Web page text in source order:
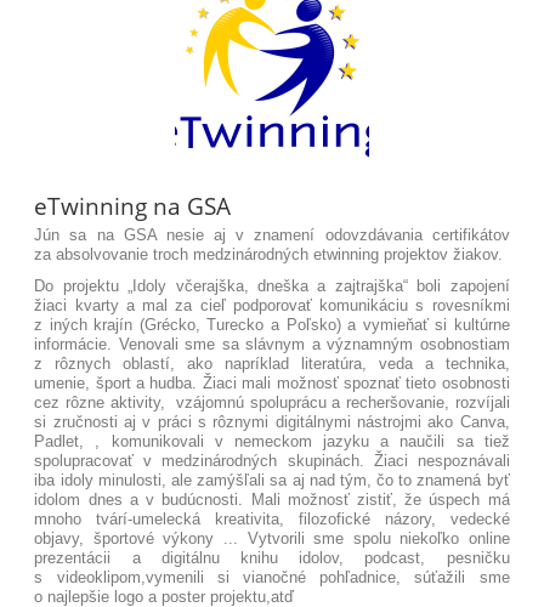
eTwinning na GSA
Jún sa na GSA nesie aj v znamení odovzdávania certifikátov
za absolvovanie troch medzinárodných etwinning projektov žiakov.
Do projektu „Idoly včerajška, dneška a zajtrajška“ boli zapojení
žiaci kvarty a mal za cieľ podporovať komunikáciu s rovesníkmi
z iných krajín (Grécko, Turecko a Poľsko) a vymieňať si kultúrne
informácie. Venovali sme sa slávnym a významným osobnostiam
z rôznych oblastí, ako napríklad literatúra, veda a technika,
umenie, šport a hudba. Žiaci mali možnosť spoznať tieto osobnosti
cez rôzne aktivity, vzájomnú spoluprácu a recheršovanie, rozvíjali
si zručnosti aj v práci s rôznymi digitálnymi nástrojmi ako Canva,
Padlet, , komunikovali v nemeckom jazyku a naučili sa tiež
spolupracovať v medzinárodných skupinách. Žiaci nespoznávali
iba idoly minulosti, ale zamýšľali sa aj nad tým, čo to znamená byť
idolom dnes a v budúcnosti. Mali možnosť zistiť, že úspech má
mnoho tvárí-umelecká kreativita, filozofické názory, vedecké
objavy, športové výkony ... Vytvorili sme spolu niekoľko online
prezentácii a digitálnu knihu idolov, podcast, pesničku
s videoklipom,vymenili si vianočné pohľadnice, súťažili sme
o najlepšie logo a poster projektu,atď